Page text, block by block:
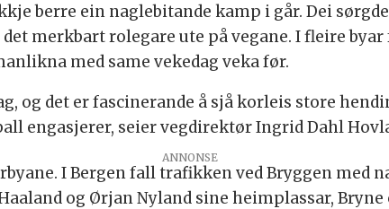
berre ein naglebitande kamp i går. Dei
merkbart rolegare ute på vegane. I fleire
med same vekedag veka før.
og det er fascinerande å sjå korleis store
engasjerer, seier vegdirektør Ingrid Dahl
ANNONSE
I Bergen fall trafikken ved Bryggen med
og Ørjan Nyland sine heimplassar,